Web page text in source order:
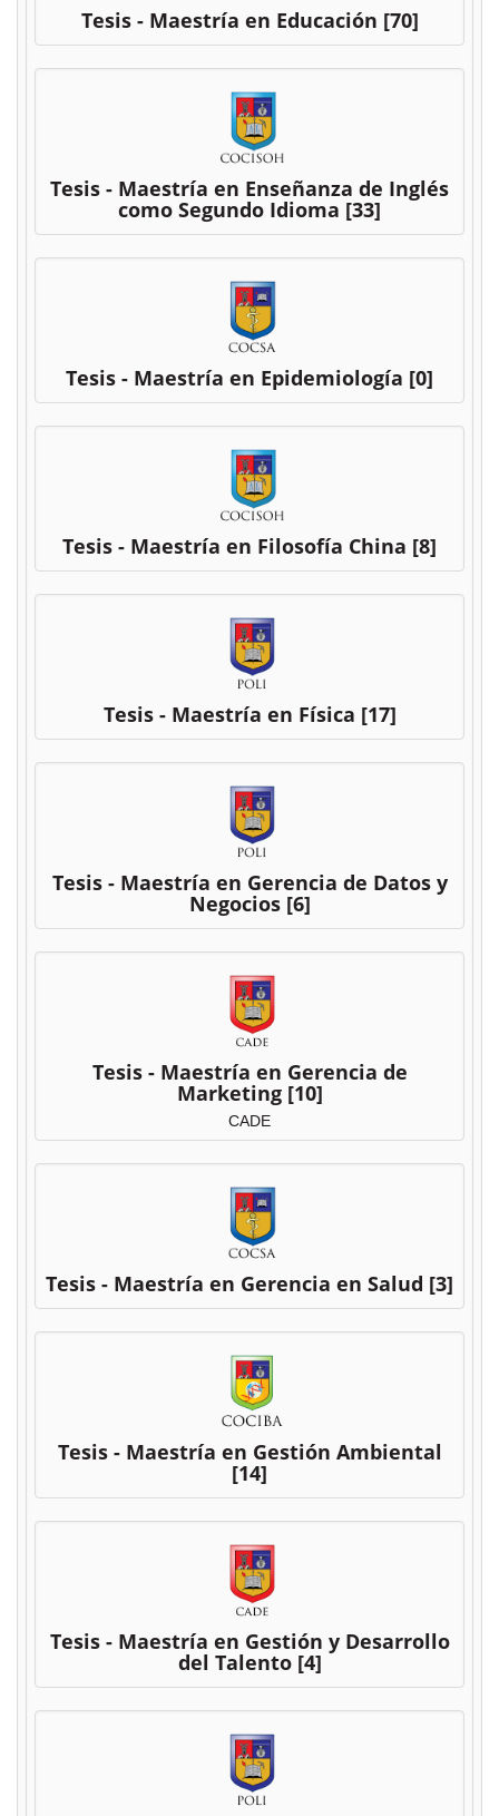
Tesis - Maestría en Educación [70]
Tesis - Maestría en Enseñanza de Inglés
como Segundo Idioma [33]
Tesis - Maestría en Epidemiología [0]
Tesis - Maestría en Filosofía China [8]
Tesis - Maestría en Física [17]
Tesis - Maestría en Gerencia de Datos y
Negocios[6]
Tesis - Maestría en Gerencia de
Marketing[10]
CADE
Tesis - Maestría en Gerencia en Salud [3]
Tesis - Maestría en Gestión Ambiental
[14]
Tesis - Maestría en Gestión y Desarrollo
del Talento[4]